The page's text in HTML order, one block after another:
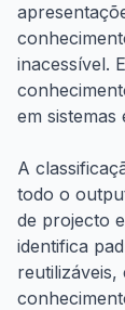
inacessível.
em sistemas
A
todo o
de projecto
identifica
reutilizáveis,